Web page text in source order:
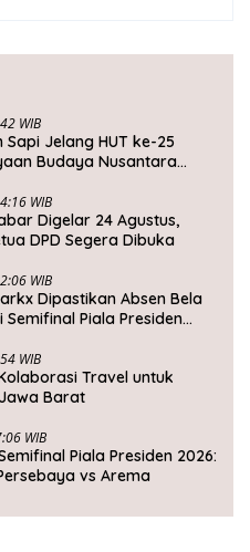
WIB
Jelang HUT ke-25
Budaya Nusantara
WIB
Digelar 24 Agustus,
DPD Segera Dibuka
WIB
Dipastikan Absen Bela
Piala Presiden
WIB
Travel untuk
Barat
WIB
Piala Presiden 2026:
vs Arema